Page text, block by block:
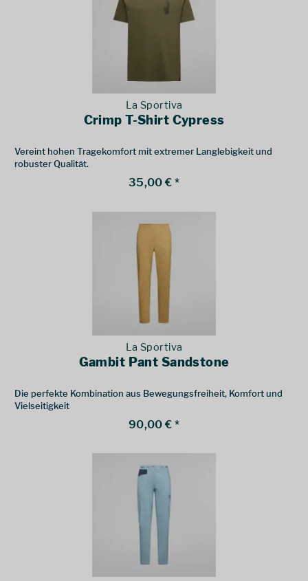
La Sportiva
Crimp T-Shirt Cypress
Vereint hohen Tragekomfort mit extremer Langlebigkeit und
robuster Qualität.
35,00 € *
La Sportiva
Gambit Pant Sandstone
Die perfekte Kombination aus Bewegungsfreiheit, Komfort und
Vielseitigkeit
90,00 € *